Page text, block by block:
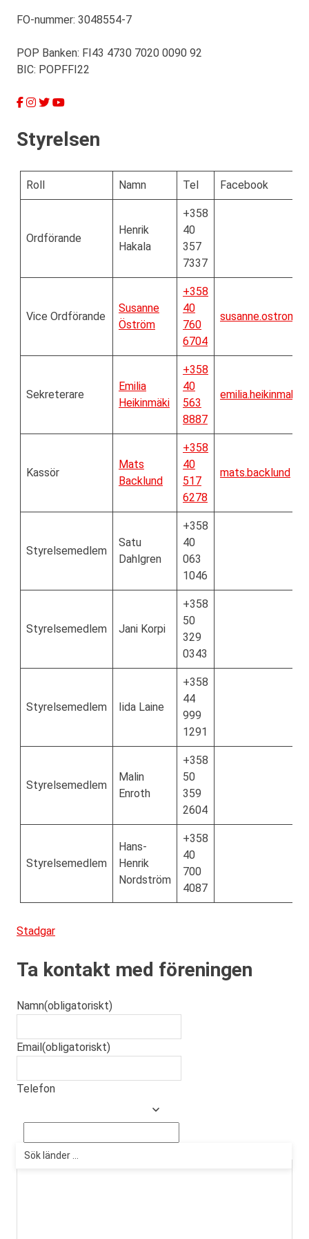
FO-nummer: 3048554-7
POP Banken: FI43 4730 7020 0090 92
BIC: POPFFI22
Styrelsen
Roll Namn Tel Facebook
Ordförande
Henrik
Hakala
+358
40
357
7337
Vice Ordförande
Susanne
Öström
+358
40
760
6704
susanne.ostrom.9
Sekreterare
Emilia
Heikinmäki
+358
40
563
8887
emilia.heikinmaki
Kassör
Mats
Backlund
+358
40
517
6278
mats.backlund
Styrelsemedlem
Satu
Dahlgren
+358
40
063
1046
Styrelsemedlem Jani Korpi
+358
50
329
0343
Styrelsemedlem Iida Laine
+358
44
999
1291
Styrelsemedlem
Malin
Enroth
+358
50
359
2604
Styrelsemedlem
Hans-
Henrik
Nordström
+358
40
700
4087
Stadgar
Ta kontakt med föreningen
Namn(obligatoriskt)
Email(obligatoriskt)
Telefon
Meddelande